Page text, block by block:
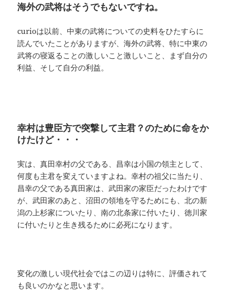
海外の武将はそうでもないですね。
curioは以前、中東の武将についての史料をひたすらに
読んでいたことがありますが、海外の武将、特に中東の
武将の寝返ることの激しいこと激しいこと、まず自分の
利益、そして自分の利益。
幸村は豊臣方で突撃して主君？のために命をか
けたけど・・・
実は、真田幸村の父である、昌幸は小国の領主として、
何度も主君を変えていますよね。幸村の祖父に当たり、
昌幸の父である真田家は、武田家の家臣だったわけです
が、武田家のあと、沼田の領地を守るためにも、北の新
潟の上杉家についたり、南の北条家に付いたり、徳川家
に付いたりと生き残るために必死になります。
変化の激しい現代社会ではこの辺りは特に、評価されて
も良いのかなと思います。